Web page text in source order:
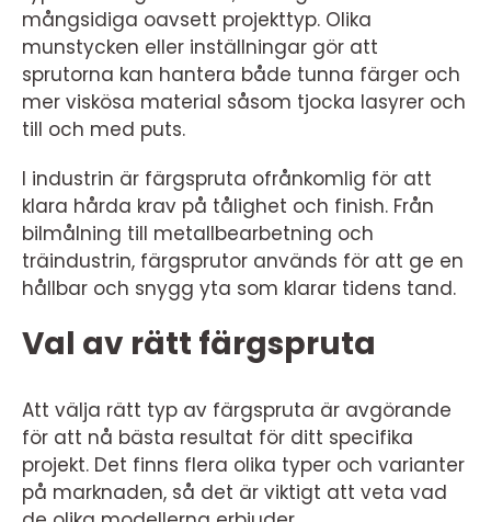
mångsidiga oavsett projekttyp. Olika
munstycken eller inställningar gör att
sprutorna kan hantera både tunna färger och
mer viskösa material såsom tjocka lasyrer och
till och med puts.
I industrin är färgspruta ofrånkomlig för att
klara hårda krav på tålighet och finish. Från
bilmålning till metallbearbetning och
träindustrin, färgsprutor används för att ge en
hållbar och snygg yta som klarar tidens tand.
Val av rätt färgspruta
Att välja rätt typ av färgspruta är avgörande
för att nå bästa resultat för ditt specifika
projekt. Det finns flera olika typer och varianter
på marknaden, så det är viktigt att veta vad